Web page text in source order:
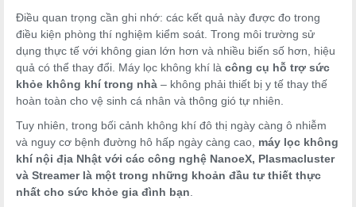
Điều quan trọng cần ghi nhớ: các kết quả này được đo trong
điều kiện phòng thí nghiệm kiểm soát. Trong môi trường sử
dụng thực tế với không gian lớn hơn và nhiều biến số hơn, hiệu
quả có thể thay đổi. Máy lọc không khí là công cụ hỗ trợ sức
khỏe không khí trong nhà – không phải thiết bị y tế thay thế
hoàn toàn cho vệ sinh cá nhân và thông gió tự nhiên.
Tuy nhiên, trong bối cảnh không khí đô thị ngày càng ô nhiễm
và nguy cơ bệnh đường hô hấp ngày càng cao, máy lọc không
khí nội địa Nhật với các công nghệ NanoeX, Plasmacluster
và Streamer là một trong những khoản đầu tư thiết thực
nhất cho sức khỏe gia đình bạn